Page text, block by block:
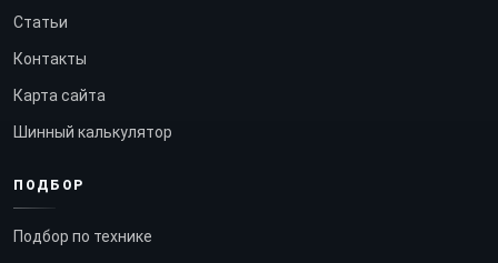
Статьи
Контакты
Карта сайта
Шинный калькулятор
ПОДБОР
Подбор по технике